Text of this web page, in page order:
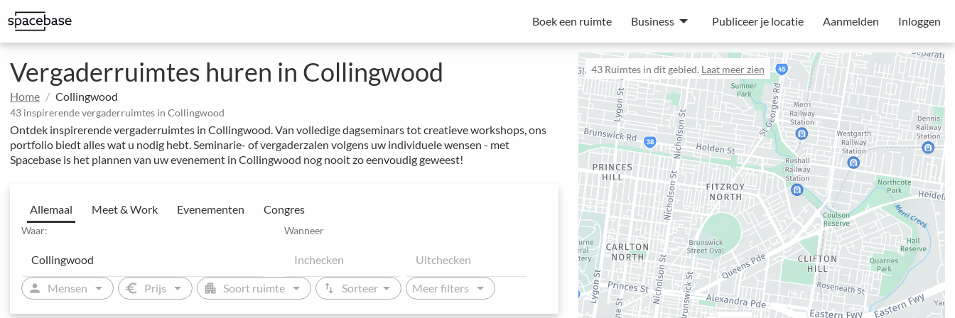
Boek een ruimte Business Publiceer je locatie Aanmelden Inloggen
43 Ruimtes in dit gebied. Laat meer zien
Vergaderruimtes huren in Collingwood
Home Collingwood
43 inspirerende vergaderruimtes in Collingwood
Ontdek inspirerende vergaderruimtes in Collingwood. Van volledige dagseminars tot creatieve workshops, ons
portfolio biedt alles wat u nodig hebt. Seminarie- of vergaderzalen volgens uw individuele wensen - met
Spacebase is het plannen van uw evenement in Collingwood nog nooit zo eenvoudig geweest!
Allemaal Meet & Work Evenementen Congres
Waar: Wanneer
person Mensen arrow_drop_down euro Prijs arrow_drop_down apartment Soort ruimte arrow_drop_down swap_vert Sorteer arrow_drop_down Meer filters arrow_drop_down